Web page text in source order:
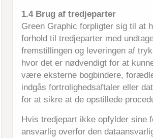
1.4 Brug af tredjeparter
Green Graphic forpligter sig til at
forhold til tredjeparter med
fremstillingen og leveringen af
hvor det er nødvendigt for at
være eksterne bogbindere,
indgås fortrolighedsaftaler eller
for at sikre at de opstillede
Hvis tredjepart ikke opfylder sine
ansvarlig overfor den